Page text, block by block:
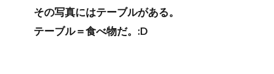
その写真にはテーブルがある。
テーブル＝食べ物だ。:D